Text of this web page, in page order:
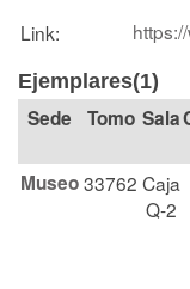
Link:
Ejemplares(1)
Tomo Sala
Museo33762 Caja
Q-2